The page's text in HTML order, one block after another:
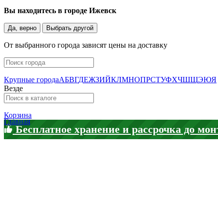
Вы находитесь в городе Ижевск
Да, верно Выбрать другой
От выбранного города зависят цены на доставку
Крупные городаАБВГДЕЖЗИЙКЛМНОПРСТУФХЧШЩЭЮЯ
Везде
Корзина
Бесплатное хранение и рассрочка до
Главная